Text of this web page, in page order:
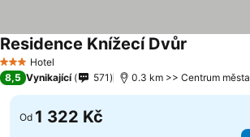
3 Počet hvězdiček
Hotel
Residence Knížecí Dvůr
8,5 Vynikající 571 0.3 km >> Centrum města
Od 1 322 Kč